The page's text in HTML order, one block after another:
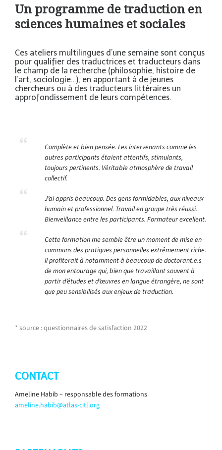
Un programme de traduction en
sciences humaines et sociales
Ces ateliers multilingues d’une semaine sont conçus
pour qualifier des traductrices et traducteurs dans
le champ de la recherche (philosophie, histoire de
l’art, sociologie…), en apportant à de jeunes
chercheurs ou à des traducteurs littéraires un
approfondissement de leurs compétences.
Complète et bien pensée. Les intervenants comme les
autres participants étaient attentifs, stimulants,
toujours pertinents. Véritable atmosphère de travail
collectif.
J’ai appris beaucoup. Des gens formidables, aux niveaux
humain et professionnel. Travail en groupe très réussi.
Bienveillance entre les participants. Formateur excellent.
Cette formation me semble être un moment de mise en
communs des pratiques personnelles extrêmement riche.
Il profiterait à notamment à beaucoup de doctorant.e.s
de mon entourage qui, bien que travaillant souvent à
partir d’études et d’œuvres en langue étrangère, ne sont
que peu sensibilisés aux enjeux de traduction.
* source : questionnaires de satisfaction 2022
CONTACT
Ameline Habib – responsable des formations
ameline.habib@atlas-citl.org